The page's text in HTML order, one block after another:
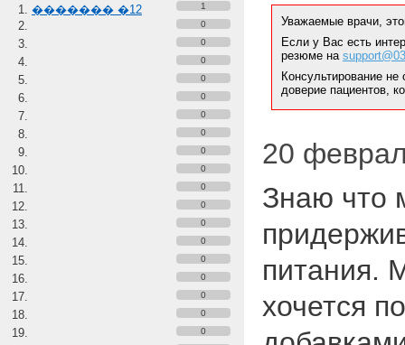
������� �12
1
0
0
0
0
0
0
0
0
0
0
0
0
0
0
0
0
0
0
Уважаемые врачи,
Если у Вас есть
резюме на
Консультирование
доверие пациентов,
20
Знаю что
питания.
хочется